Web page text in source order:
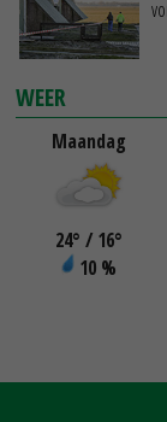
WEER
Maandag
24° / 16°
10 %